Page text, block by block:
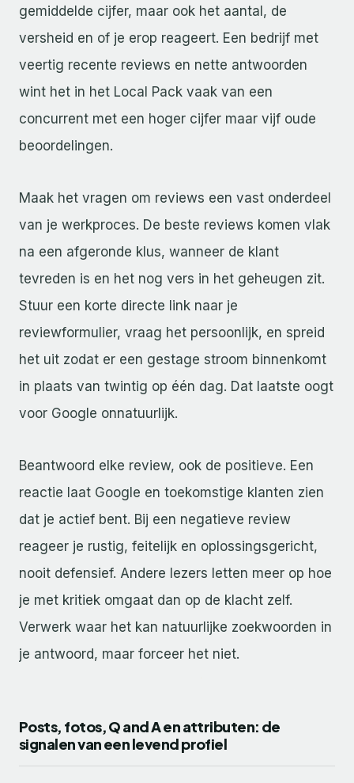
gemiddelde cijfer, maar ook het aantal, de
versheid en of je erop reageert. Een bedrijf met
veertig recente reviews en nette antwoorden
wint het in het Local Pack vaak van een
concurrent met een hoger cijfer maar vijf oude
beoordelingen.
Maak het vragen om reviews een vast onderdeel
van je werkproces. De beste reviews komen vlak
na een afgeronde klus, wanneer de klant
tevreden is en het nog vers in het geheugen zit.
Stuur een korte directe link naar je
reviewformulier, vraag het persoonlijk, en spreid
het uit zodat er een gestage stroom binnenkomt
in plaats van twintig op één dag. Dat laatste oogt
voor Google onnatuurlijk.
Beantwoord elke review, ook de positieve. Een
reactie laat Google en toekomstige klanten zien
dat je actief bent. Bij een negatieve review
reageer je rustig, feitelijk en oplossingsgericht,
nooit defensief. Andere lezers letten meer op hoe
je met kritiek omgaat dan op de klacht zelf.
Verwerk waar het kan natuurlijke zoekwoorden in
je antwoord, maar forceer het niet.
Posts, fotos, Q and A en attributen: de
signalen van een levend profiel